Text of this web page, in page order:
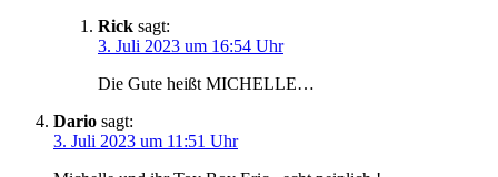
Rick sagt:
3. Juli 2023 um 16:54 Uhr
Die Gute heißt MICHELLE…
Dario sagt:
3. Juli 2023 um 11:51 Uhr